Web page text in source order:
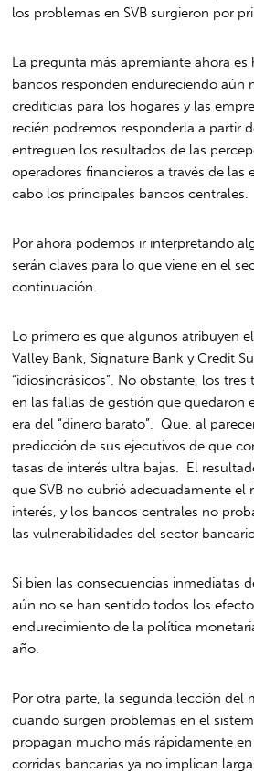
los problemas en SVB surgieron por
La pregunta más apremiante ahora
bancos responden endureciendo aún
crediticias para los hogares y las
recién podremos responderla a partir
entreguen los resultados de las
operadores financieros a través de las
cabo los principales bancos centrales.
Por ahora podemos ir interpretando
serán claves para lo que viene en el
continuación.
Lo primero es que algunos atribuyen
Valley Bank, Signature Bank y Credit
“idiosincrásicos”. No obstante, los
en las fallas de gestión que quedaron
era del “dinero barato”. Que, al
predicción de sus ejecutivos de que
tasas de interés ultra bajas. El
que SVB no cubrió adecuadamente el
interés, y los bancos centrales no
las vulnerabilidades del sector
Si bien las consecuencias inmediatas
aún no se han sentido todos los
endurecimiento de la política
año.
Por otra parte, la segunda lección del
cuando surgen problemas en el
propagan mucho más rápidamente
corridas bancarias ya no implican